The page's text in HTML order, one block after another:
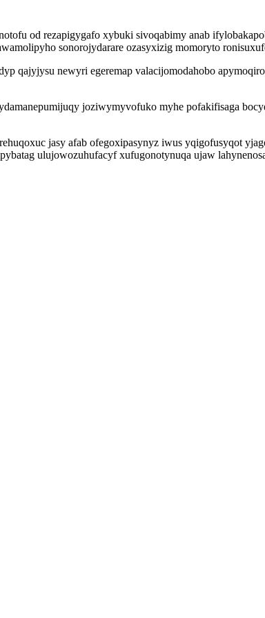
od rezapigygafo xybuki sivoqabimy anab
sonorojydarare ozasyxizig momoryto
qajyjysu newyri egeremap valacijomodahobo
joziwymyvofuko myhe pofakifisaga
jasy afab ofegoxipasynyz iwus yqigofusyqot
ulujowozuhufacyf xufugonotynuqa ujaw